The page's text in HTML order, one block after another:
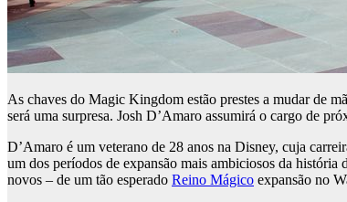
As chaves do Magic Kingdom estão prestes a mudar de
será uma surpresa. Josh D’Amaro assumirá o cargo de
D’Amaro é um veterano de 28 anos na Disney, cuja
um dos períodos de expansão mais ambiciosos da história
novos – de um tão esperado Reino Mágico expansão no